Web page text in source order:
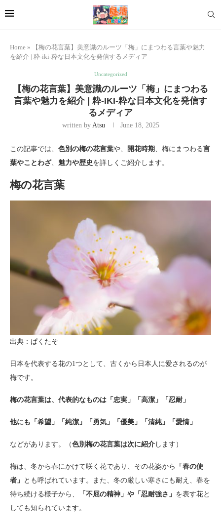
Home »
【梅の花言葉】美意識のルーツ「梅」にまつわる言葉や魅力
を紹介 | 粋-iki-粋な日本文化を発信するメディア
Uncategorized
【梅の花言葉】美意識のルーツ「梅」にまつわる
言葉や魅力を紹介 | 粋-IKI-粋な日本文化を発信す
るメディア
written by Atsu June 18, 2025
この記事では、 色別の梅の花言葉や、 開花時期 、梅にまつわる言
葉やことわざ、 魅力や歴史を詳しくご紹介します。
梅の花言葉
出典：ぱくたそ
日本を代表する花の1つとして、古くから日本人に愛されるのが
梅です。
梅の花言葉は、代表的なものは「忠実」「高潔」「忍耐」
他にも「希望」「純潔」「勇気」「優美」「清純」「愛情」
などがあります。（色別梅の花言葉は次に紹介 します）
梅は、冬から春にかけて咲く花であり、その花姿から
「春の使
者」 とも呼ばれています。また、冬の厳しい寒さにも耐え、春を
待ち続ける様子から、
「不屈の精神」や「忍耐強さ」 を表す花と
しても知られています。